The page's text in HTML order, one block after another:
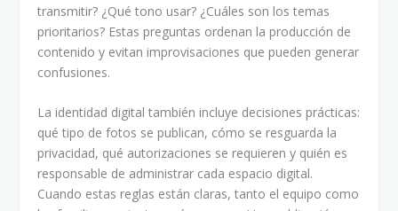
transmitir? ¿Qué tono usar? ¿Cuáles son los temas
prioritarios? Estas preguntas ordenan la producción de
contenido y evitan improvisaciones que pueden generar
confusiones.
La identidad digital también incluye decisiones prácticas:
qué tipo de fotos se publican, cómo se resguarda la
privacidad, qué autorizaciones se requieren y quién es
responsable de administrar cada espacio digital.
Cuando estas reglas están claras, tanto el equipo como